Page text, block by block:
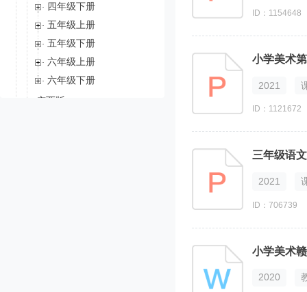
四年级下册
五年级上册
五年级下册
六年级上册
六年级下册
广西版
ID：1154648
小学美术
2021
ID：1121672
三年级语
2021
ID：706739
小学美术
2020